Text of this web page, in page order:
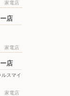
家電店
店
家電店
店
スマイ
家電店